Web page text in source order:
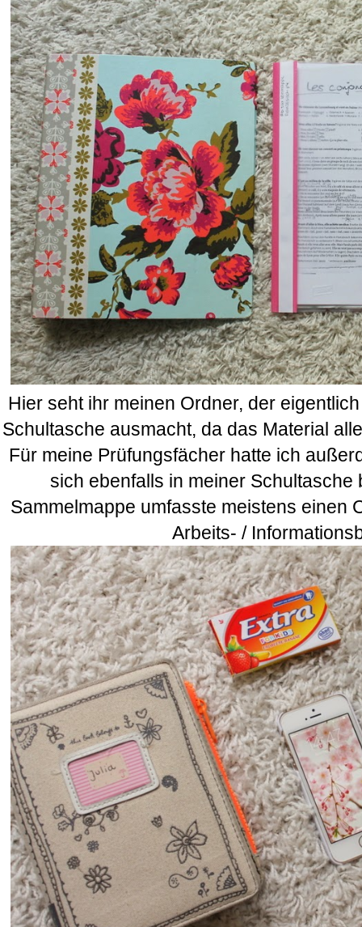
Hier seht ihr meinen Ordner, der
Schultasche ausmacht, da das Material
Für meine Prüfungsfächer hatte ich
sich ebenfalls in meiner Schultasche
Sammelmappe umfasste meistens einen
Arbeits- /